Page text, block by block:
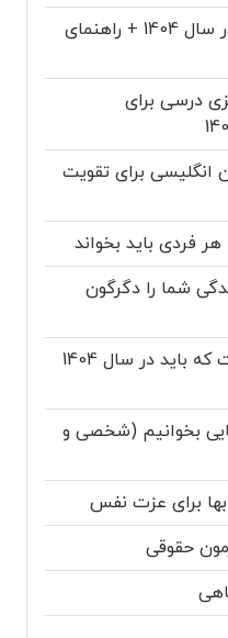
بهترین سایت خرید کتاب در سال 1404 + راهنمای
درسی برای
انگلیسی برای تقویت
شما را دگرگون
6 کتاب برتر موفقیت و ثروت که باید در سال 1404
بخوانیم (شخصی و
حقوقی